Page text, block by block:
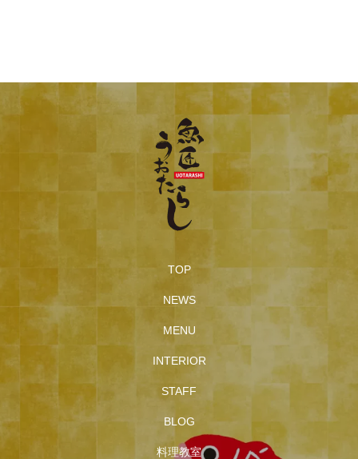
TOP
NEWS
MENU
INTERIOR
STAFF
BLOG
料理教室